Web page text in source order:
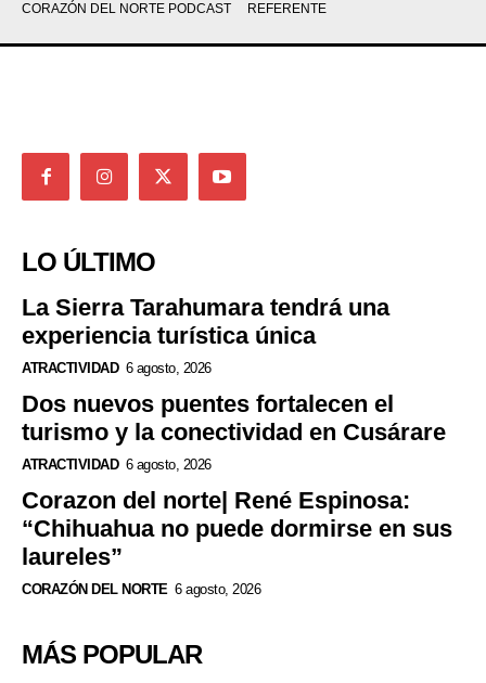
CORAZÓN DEL NORTE PODCAST
REFERENTE
LO ÚLTIMO
La Sierra Tarahumara tendrá una
experiencia turística única
ATRACTIVIDAD 6 agosto, 2026
Dos nuevos puentes fortalecen el
turismo y la conectividad en Cusárare
ATRACTIVIDAD 6 agosto, 2026
Corazon del norte| René Espinosa:
“Chihuahua no puede dormirse en sus
laureles”
CORAZÓN DEL NORTE 6 agosto, 2026
MÁS POPULAR